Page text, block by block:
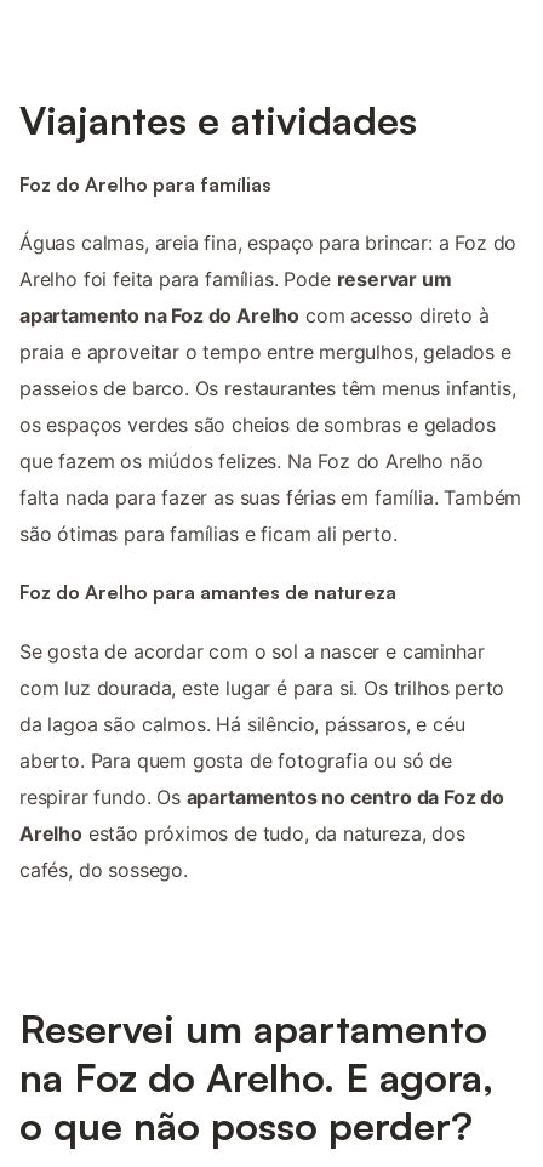
Viajantes e atividades
Foz do Arelho para famílias
Águas calmas, areia fina, espaço para brincar: a Foz do
Arelho foi feita para famílias. Pode reservar um
apartamento na Foz do Arelho com acesso direto à
praia e aproveitar o tempo entre mergulhos, gelados e
passeios de barco. Os restaurantes têm menus infantis,
os espaços verdes são cheios de sombras e gelados
que fazem os miúdos felizes. Na Foz do Arelho não
falta nada para fazer as suas férias em família. Também
são ótimas para famílias e ficam ali perto.
Foz do Arelho para amantes de natureza
Se gosta de acordar com o sol a nascer e caminhar
com luz dourada, este lugar é para si. Os trilhos perto
da lagoa são calmos. Há silêncio, pássaros, e céu
aberto. Para quem gosta de fotografia ou só de
respirar fundo. Os apartamentos no centro da Foz do
Arelhoestão próximos de tudo, da natureza, dos
cafés, do sossego.
Reservei um apartamento
na Foz do Arelho. E agora,
o que não posso perder?